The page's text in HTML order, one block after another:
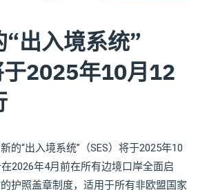
出入境系统”
于2025年10月12
的“出入境系统”（SES）将于2025年10
2026年4月前在所有边境口岸全面启
护照盖章制度，适用于所有非欧盟国家